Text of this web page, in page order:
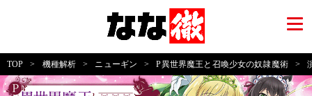
TOP > 機種解析 > ニューギン > P異世界魔王と召喚少女の奴隷魔術 >